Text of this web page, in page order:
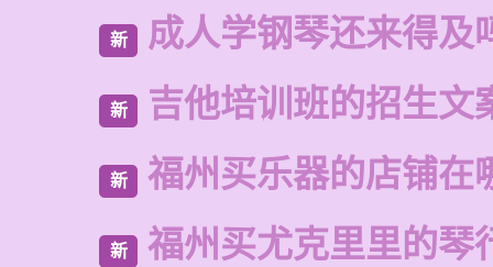
新 成人学钢琴还来得及
新 吉他培训班的招生文
新 福州买乐器的店铺在
新 福州买尤克里里的琴